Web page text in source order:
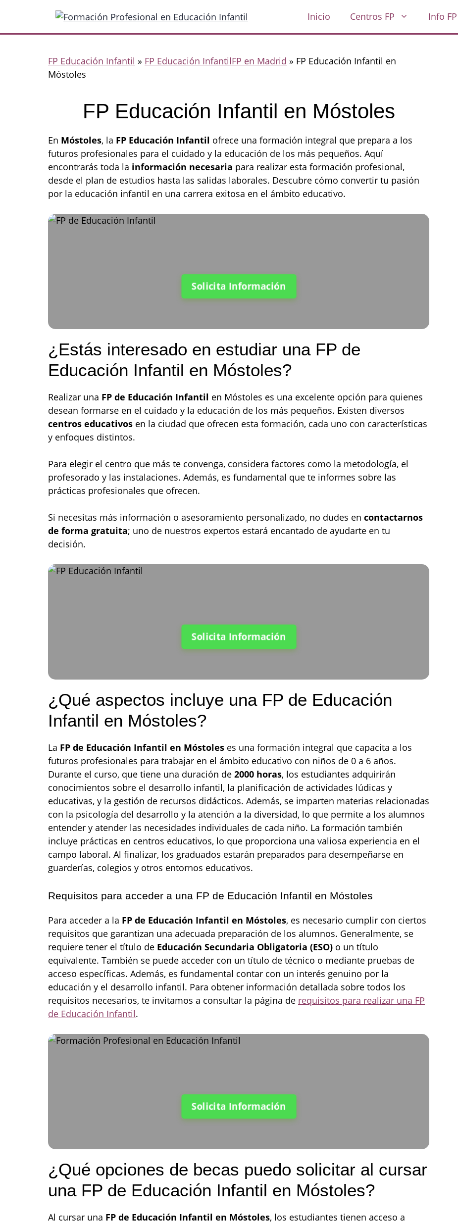
contenido
Inicio Centros FP Info FP
FP Educación Infantil » FP Educación InfantilFP en Madrid » FP Educación Infantil en
Móstoles
FP Educación Infantil en Móstoles
En Móstoles, la FP Educación Infantil ofrece una formación integral que prepara a los
futuros profesionales para el cuidado y la educación de los más pequeños. Aquí
encontrarás toda la información necesaria para realizar esta formación profesional,
desde el plan de estudios hasta las salidas laborales. Descubre cómo convertir tu pasión
por la educación infantil en una carrera exitosa en el ámbito educativo.
Solicita Información
¿Estás interesado en estudiar una FP de
Educación Infantil en Móstoles?
Realizar una FP de Educación Infantil en Móstoles es una excelente opción para quienes
desean formarse en el cuidado y la educación de los más pequeños. Existen diversos
centros educativos en la ciudad que ofrecen esta formación, cada uno con características
y enfoques distintos.
Para elegir el centro que más te convenga, considera factores como la metodología, el
profesorado y las instalaciones. Además, es fundamental que te informes sobre las
prácticas profesionales que ofrecen.
Si necesitas más información o asesoramiento personalizado, no dudes en contactarnos
de forma gratuita; uno de nuestros expertos estará encantado de ayudarte en tu
decisión.
Solicita Información
¿Qué aspectos incluye una FP de Educación
Infantil en Móstoles?
La FP de Educación Infantil en Móstoles es una formación integral que capacita a los
futuros profesionales para trabajar en el ámbito educativo con niños de 0 a 6 años.
Durante el curso, que tiene una duración de 2000 horas, los estudiantes adquirirán
conocimientos sobre el desarrollo infantil, la planificación de actividades lúdicas y
educativas, y la gestión de recursos didácticos. Además, se imparten materias relacionadas
con la psicología del desarrollo y la atención a la diversidad, lo que permite a los alumnos
entender y atender las necesidades individuales de cada niño. La formación también
incluye prácticas en centros educativos, lo que proporciona una valiosa experiencia en el
campo laboral. Al finalizar, los graduados estarán preparados para desempeñarse en
guarderías, colegios y otros entornos educativos.
Requisitos para acceder a una FP de Educación Infantil en Móstoles
Para acceder a la FP de Educación Infantil en Móstoles, es necesario cumplir con ciertos
requisitos que garantizan una adecuada preparación de los alumnos. Generalmente, se
requiere tener el título de Educación Secundaria Obligatoria (ESO) o un título
equivalente. También se puede acceder con un título de técnico o mediante pruebas de
acceso específicas. Además, es fundamental contar con un interés genuino por la
educación y el desarrollo infantil. Para obtener información detallada sobre todos los
requisitos necesarios, te invitamos a consultar la página de requisitos para realizar una FP
de Educación Infantil.
Solicita Información
¿Qué opciones de becas puedo solicitar al cursar
una FP de Educación Infantil en Móstoles?
Al cursar una FP de Educación Infantil en Móstoles, los estudiantes tienen acceso a